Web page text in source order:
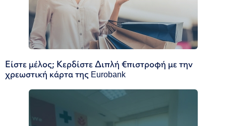
Είστε μέλος; Κερδίστε Διπλή €πιστροφή με την
χρεωστική κάρτα της Eurobank